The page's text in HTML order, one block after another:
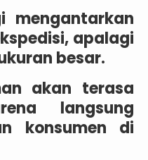
mengantarkan
apalagi
besar.
akan terasa
langsung
konsumen di